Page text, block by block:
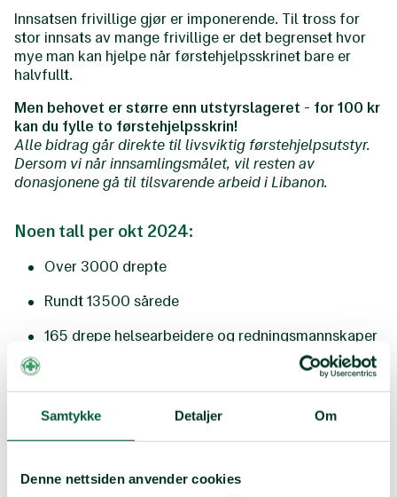
Samtykke Detaljer Om
Denne nettsiden anvender cookies
Innsatsen frivillige gjør er imponerende. Til tross for
stor innsats av mange frivillige er det begrenset hvor
mye man kan hjelpe når førstehjelpsskrinet bare er
halvfullt.
Men behovet er større enn utstyrslageret - for 100 kr
kan du fylle to førstehjelpsskrin!
Alle bidrag går direkte til livsviktig førstehjelpsutstyr.
Dersom vi når innsamlingsmålet, vil resten av
donasjonene gå til tilsvarende arbeid i Libanon.
Noen tall per okt 2024:
Over 3000 drepte
Rundt 13 500 sårede
165 drepe helsearbeidere og redningsmannskaper
1 av 5 står i fare for akutt matusikkerhet